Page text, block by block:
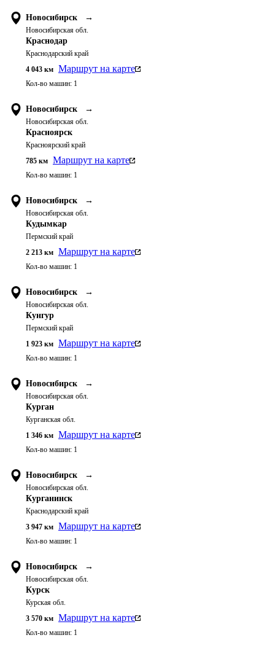
Новосибирск →
Новосибирская обл.
Краснодар
Краснодарский край
4 043 км Маршрут на карте
Кол-во машин: 1
Новосибирск →
Новосибирская обл.
Красноярск
Красноярский край
785 км Маршрут на карте
Кол-во машин: 1
Новосибирск →
Новосибирская обл.
Кудымкар
Пермский край
2 213 км Маршрут на карте
Кол-во машин: 1
Новосибирск →
Новосибирская обл.
Кунгур
Пермский край
1 923 км Маршрут на карте
Кол-во машин: 1
Новосибирск →
Новосибирская обл.
Курган
Курганская обл.
1 346 км Маршрут на карте
Кол-во машин: 1
Новосибирск →
Новосибирская обл.
Курганинск
Краснодарский край
3 947 км Маршрут на карте
Кол-во машин: 1
Новосибирск →
Новосибирская обл.
Курск
Курская обл.
3 570 км Маршрут на карте
Кол-во машин: 1